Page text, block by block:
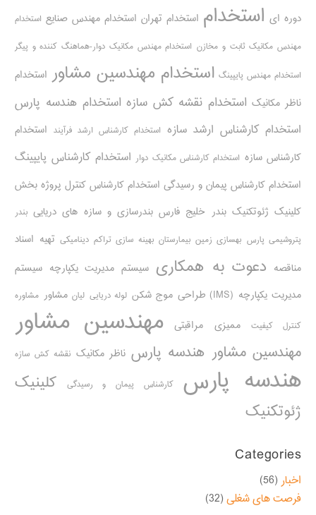
دوره ای استخدام استخدام تهران استخدام مهندس صنایع استخدام
مهندس مکانیک ثابت و مخازن استخدام مهندس مکانیک دوار-هماهنگ کننده و پیگر
استخدام مهندس پایپینگ استخدام مهندسین مشاور استخدام
ناظر مکانیک استخدام نقشه کش سازه استخدام هندسه پارس
استخدام کارشناس ارشد سازه استخدام کارشناس ارشد فرآیند استخدام
کارشناس سازه استخدام کارشناس مکانیک دوار استخدام کارشناس پایپینگ
استخدام کارشناس پیمان و رسیدگی استخدام کارشناس کنترل پروژه بخش
کلینیک ژئوتکنیک بندر خلیج فارس بندرسازی و سازه های دریایی بندر
پتروشیمی پارس بهسازی زمین بیمارستان بهینه سازی تراکم دینامیکی تهیه اسناد
مناقصه دعوت به همکاری سیستم مدیریت یکپارچه سیستم
مدیریت یکپارچه (IMS)
طراحی موج شکن لوله دریایی لیان مشاور مشاوره
کنترل کیفیت ممیزی مراقبتی مهندسین مشاور
مهندسین مشاور هندسه پارس ناظر مکانیک نقشه کش سازه
هندسه پارس کارشناس پیمان و رسیدگی
کلینیک
ژئوتکنیک
Categories
اخبار (56)
فرصت های شغلی (32)